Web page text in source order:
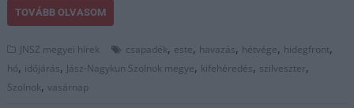
TOVÁBB OLVASOM
JNSZ megyei hírek csapadék, este, havazás, hétvége, hidegfront,
hó, időjárás, Jász-Nagykun Szolnok megye, kifehéredés, szilveszter,
Szolnok,vasárnap